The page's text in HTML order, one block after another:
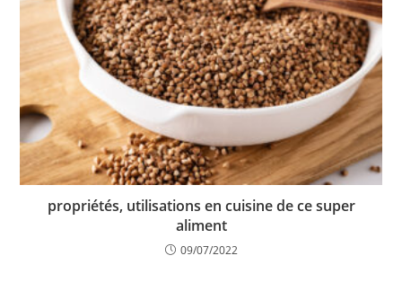
propriétés, utilisations en cuisine de ce super
aliment
09/07/2022